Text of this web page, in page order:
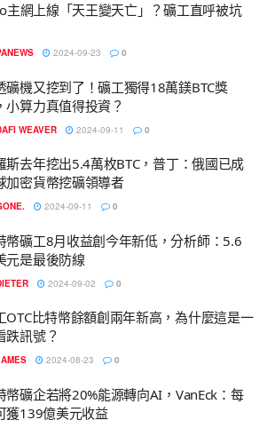
主網上線「天王變天亡」？礦工直呼被坑
2024-09-23 0
礦機又挖到了！礦工獨得18萬鎂BTC獎
小算力真值得投資？
WEAVER 2024-09-11 0
斯去年挖出5.4萬枚BTC，普丁：俄國已成
加密貨幣挖礦領導者
2024-09-11 0
幣礦工8月收益創今年新低，分析師：5.6
元是最後防線
2024-09-02 0
OTC比特幣餘額創兩年新高，為什麼這是一
跌訊號？
2024-08-23 0
幣礦企若將20%能源轉向AI，VanEck：每
獲139億美元收益